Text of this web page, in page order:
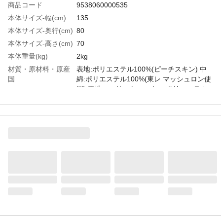
商品コード
9538060000535
本体サイズ-幅(cm)
135
本体サイズ-奥行(cm) 80
本体サイズ-高さ(cm) 70
本体重量(kg)
2kg
材質・原材料・原産
国
表地:ポリエステル100%(ピーチスキン) 中
綿:ポリエステル100%(東レ マッシュロン使
用) 裏地・スリットコーナー:ポリエステル